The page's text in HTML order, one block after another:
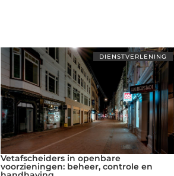
DIENSTVERLENING
Vetafscheiders in openbare
voorzieningen: beheer, controle en